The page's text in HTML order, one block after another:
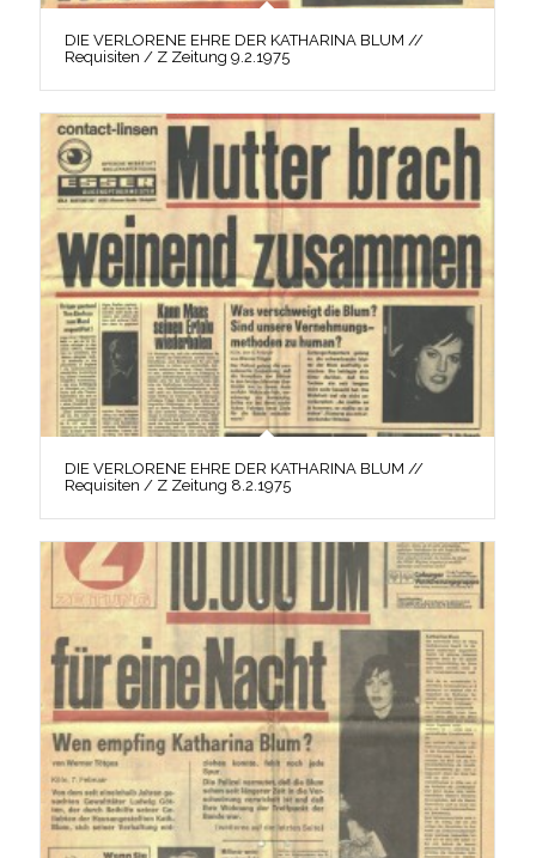
DIE VERLORENE EHRE DER KATHARINA BLUM //
Requisiten / Z Zeitung 9.2.1975
DIE VERLORENE EHRE DER KATHARINA BLUM //
Requisiten / Z Zeitung 8.2.1975